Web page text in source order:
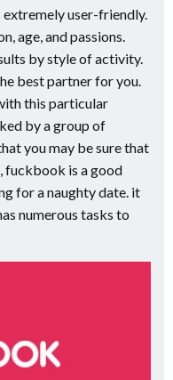
user-friendly.
age, and passions.
by style of activity.
best partner for you.
this particular
by a group of
you may be sure that
fuckbook is a good
for a naughty date. it
numerous tasks to